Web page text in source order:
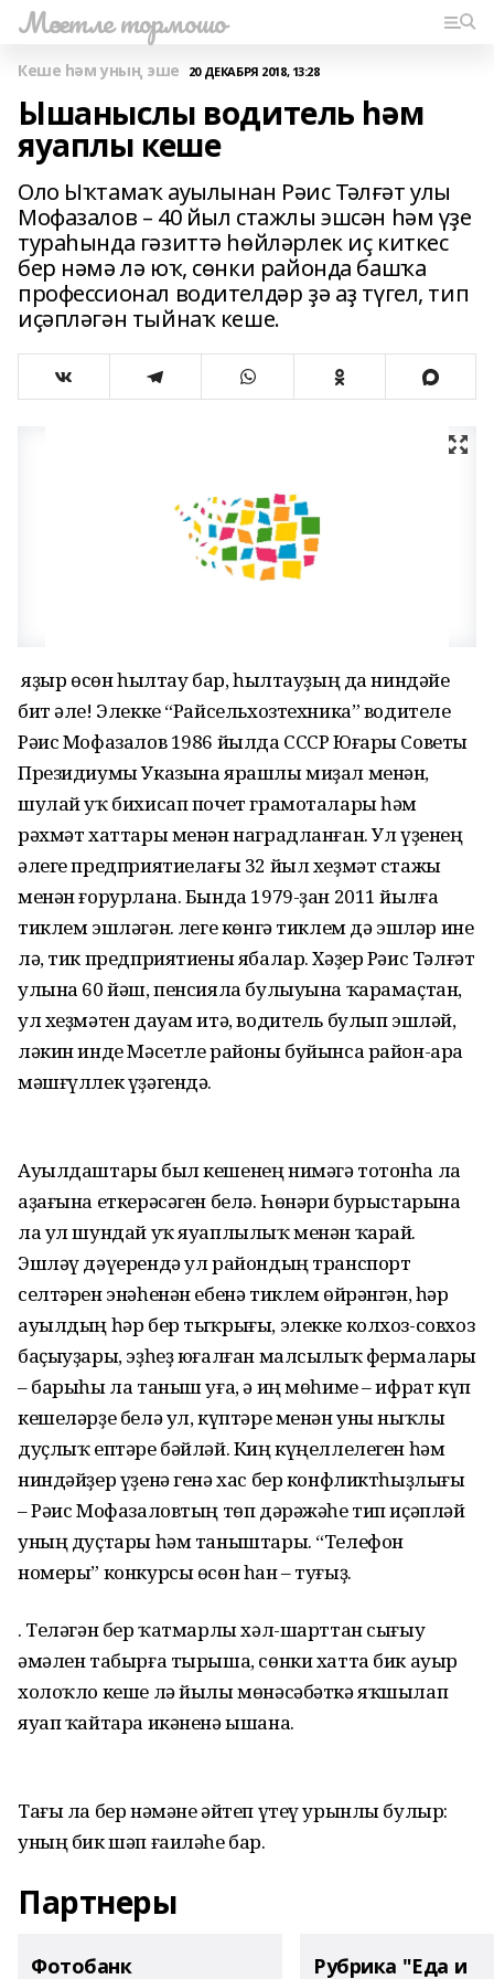
Мәсетле тормошо
Кеше һәм уның эше 20 ДЕКАБРЯ 2018, 13:28
Ышаныслы водитель һәм
яуаплы кеше
Оло Ыҡтамаҡ ауылынан Рәис Тәлғәт улы
Мофазалов – 40 йыл стажлы эшсән һәм үҙе
тураһында гәзиттә һөйләрлек иҫ киткес
бер нәмә лә юҡ, сөнки районда башҡа
профессионал водителдәр ҙә аҙ түгел, тип
иҫәпләгән тыйнаҡ кеше.
Ә яҙыр өсөн һылтау бар, һылтауҙың да ниндәйе
бит әле! Элекке “Райсельхозтехника” водителе
Рәис Мофазалов 1986 йылда СССР Юғары Советы
Президиумы Указына ярашлы миҙал менән,
шулай уҡ бихисап почет грамоталары һәм
рәхмәт хаттары менән наградланған. Ул үҙенең
әлеге предприятиелағы 32 йыл хеҙмәт стажы
менән ғорурлана. Бында 1979-ҙан 2011 йылға
тиклем эшләгән. Әлеге көнгә тиклем дә эшләр ине
лә, тик предприятиены ябалар. Хәҙер Рәис Тәлғәт
улына 60 йәш, пенсияла булыуына ҡарамаҫтан,
ул хеҙмәтен дауам итә, водитель булып эшләй,
ләкин инде Мәсетле районы буйынса район-ара
мәшғүллек үҙәгендә.
Ауылдаштары был кешенең нимәгә тотонһа ла
аҙағына еткерәсәген белә. Һөнәри бурыстарына
ла ул шундай уҡ яуаплылыҡ менән ҡарай.
Эшләү дәүерендә ул райондың транспорт
селтәрен энәһенән ебенә тиклем өйрәнгән, һәр
ауылдың һәр бер тыҡрығы, элекке колхоз-совхоз
баҫыуҙары, эҙһеҙ юғалған малсылыҡ фермалары
– барыһы ла таныш уға, ә иң мөһиме – ифрат күп
кешеләрҙе белә ул, күптәре менән уны ныҡлы
дуҫлыҡ ептәре бәйләй. Киң күңеллелеген һәм
ниндәйҙер үҙенә генә хас бер конфликтһыҙлығы
– Рәис Мофазаловтың төп дәрәжәһе тип иҫәпләй
уның дуҫтары һәм таныштары. “Телефон
номеры” конкурсы өсөн һан – туғыҙ.
. Теләгән бер ҡатмарлы хәл-шарттан сығыу
әмәлен табырға тырыша, сөнки хатта бик ауыр
холоҡло кеше лә йылы мөнәсәбәткә яҡшылап
яуап ҡайтара икәненә ышана.
Тағы ла бер нәмәне әйтеп үтеү урынлы булыр:
уның бик шәп ғаиләһе бар.
Партнеры
Фотобанк Рубрика "Еда и